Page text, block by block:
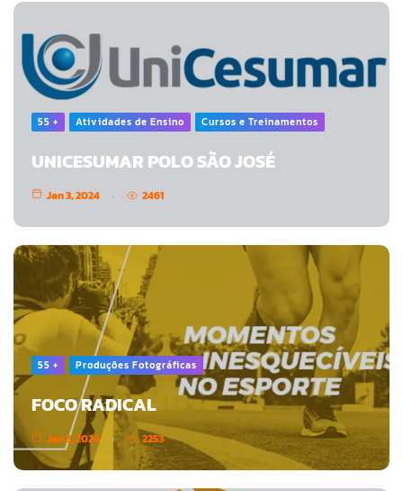
55 + Atividades de Ensino Cursos e Treinamentos
UNICESUMAR POLO SÃO JOSÉ
Jan 3, 2024 2461
55 + Produções Fotográficas
FOCO RADICAL
Jan 3, 2024 2253